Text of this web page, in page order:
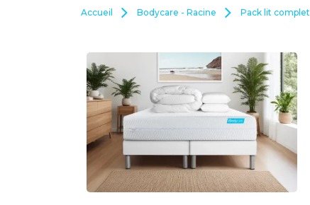
Accueil Bodycare - Racine Pack lit complet